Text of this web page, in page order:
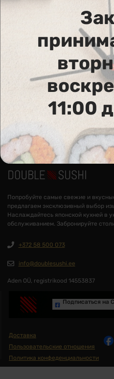
001.
2 шт 7,00 €
Аллергены :
Попробуйте самые свежие и
предлагаем эксклюзивный выбор
Наслаждайтесь японской кухней в
обслуживанием. Забронируйте
+372 58 500 073
info@doublesushi.ee
Aden OÜ, registrikood 14553837
Подписаться на
Доставка
Пользовательские отношения
Политика конфеденциальности
11:00